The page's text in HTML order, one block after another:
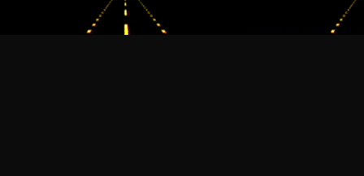
Créer un site internet avec